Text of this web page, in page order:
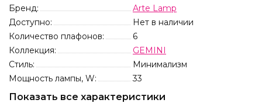
Бренд:
Arte Lamp
Доступно:
Нет в наличии
Количество плафонов:
6
Коллекция:
GEMINI
Стиль:
Минимализм
Мощность лампы, W:
33
Показать все характеристики